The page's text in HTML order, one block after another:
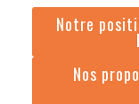
Notre
Nos